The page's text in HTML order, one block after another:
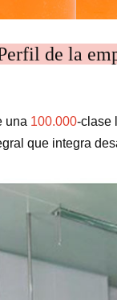
de la
una 100.000-clase
que integra